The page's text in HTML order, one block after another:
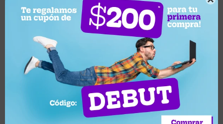
CÓDIGO: ZGS-633ALX2
Combo X2 Lana de Vidrio 2 cm Aislante Termoacústico
Aluminio
Cada rollo cuenta con una cobertura de 18 m².
ESPECIFICACIONES TÉCNICAS:
Material: Lana de vidrio
Medidas por rollo: 1,2 m de ancho x 15 m de largo
Cobertura por rollo: 18 m²